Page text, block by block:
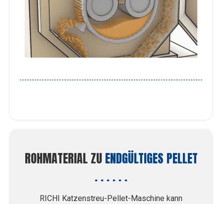
ROHMATERIAL ZUENDGÜLTIGES PELLET
RICHI Katzenstreu-Pellet-Maschine kann